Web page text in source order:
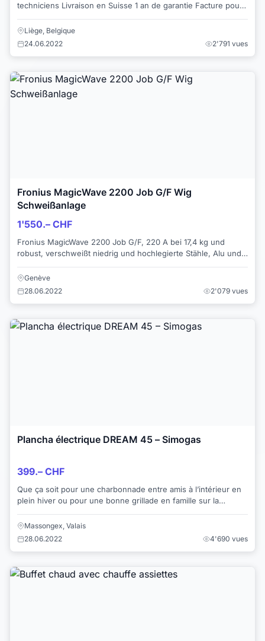
techniciens Livraison en Suisse 1 an de garantie Facture pour
professionnel Comtoir réfri...
Liège, Belgique
24.06.2022
2'791 vues
Fronius MagicWave 2200 Job G/F Wig
Schweißanlage
1'550.– CHF
Fronius MagicWave 2200 Job G/F, 220 A bei 17,4 kg und
robust, verschweißt niedrig und hochlegierte Stähle, Alu und
Genève
28.06.2022
2'079 vues
Plancha électrique DREAM 45 – Simogas
399.– CHF
Que ça soit pour une charbonnade entre amis à l’intérieur en
plein hiver ou pour une bonne grillade en famille sur la
Massongex, Valais
28.06.2022
4'690 vues